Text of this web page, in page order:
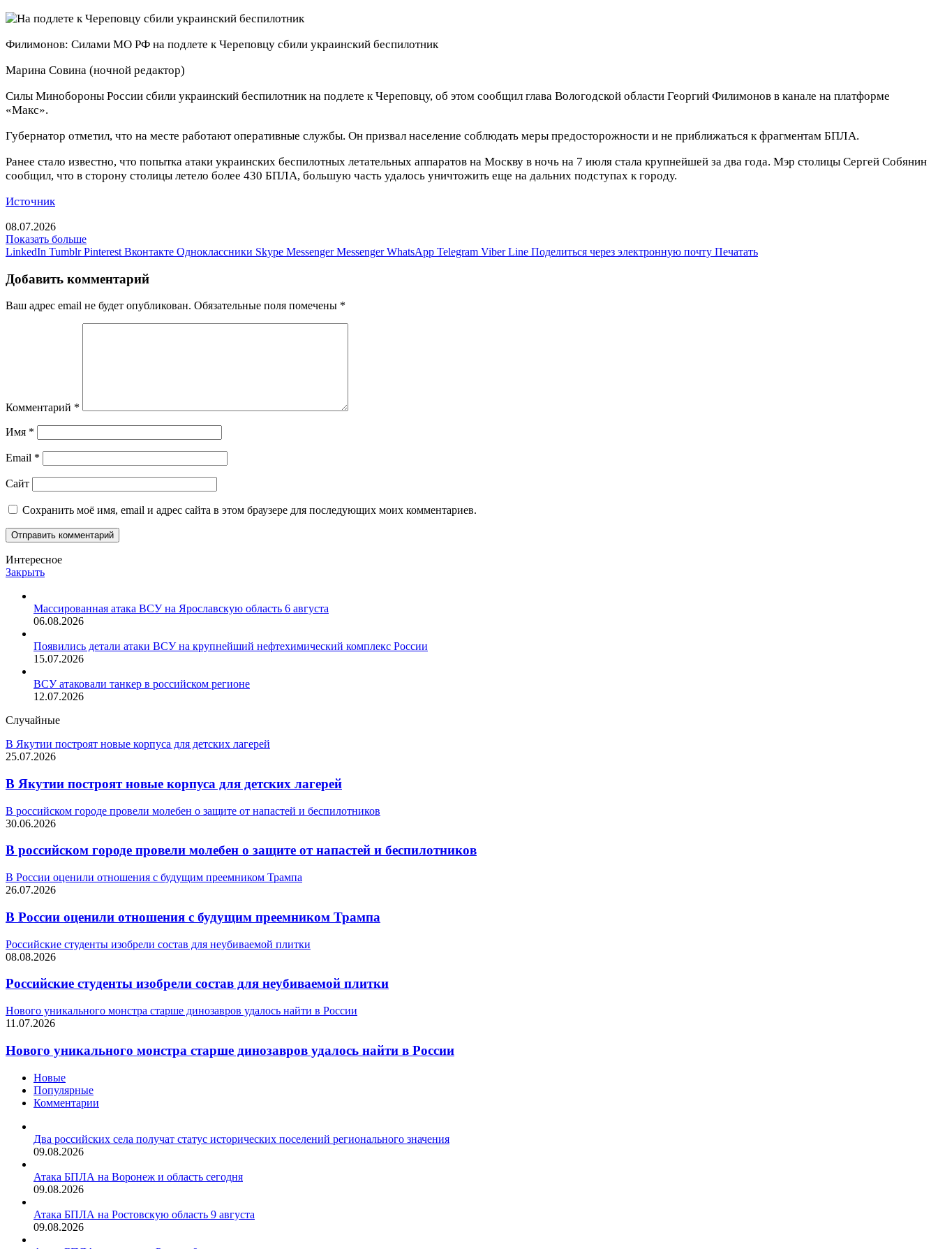
Филимонов: Силами МО РФ на подлете к Череповцу сбили украинский беспилотник
Марина Совина (ночной редактор)
Силы Минобороны России сбили украинский беспилотник на подлете к Череповцу, об этом сообщил глава Вологодской области Георгий Филимонов в канале на платформе
«Макс».
Губернатор отметил, что на месте работают оперативные службы. Он призвал население соблюдать меры предосторожности и не приближаться к фрагментам БПЛА.
Ранее стало известно, что попытка атаки украинских беспилотных летательных аппаратов на Москву в ночь на 7 июля стала крупнейшей за два года. Мэр столицы Сергей Собянин
сообщил, что в сторону столицы летело более 430 БПЛА, большую часть удалось уничтожить еще на дальних подступах к городу.
Источник
08.07.2026
Показать больше
LinkedIn Tumblr Pinterest Вконтакте Одноклассники Skype Messenger Messenger WhatsApp Telegram Viber Line Поделиться через электронную почту Печатать
Добавить комментарий
Ваш адрес email не будет опубликован. Обязательные поля помечены *
Комментарий *
Имя *
Email *
Сайт
Сохранить моё имя, email и адрес сайта в этом браузере для последующих моих комментариев.
Интересное
Закрыть
Массированная атака ВСУ на Ярославскую область 6 августа
06.08.2026
Появились детали атаки ВСУ на крупнейший нефтехимический комплекс России
15.07.2026
ВСУ атаковали танкер в российском регионе
12.07.2026
Случайные
В Якутии построят новые корпуса для детских лагерей
25.07.2026
В Якутии построят новые корпуса для детских лагерей
В российском городе провели молебен о защите от напастей и беспилотников
30.06.2026
В российском городе провели молебен о защите от напастей и беспилотников
В России оценили отношения с будущим преемником Трампа
26.07.2026
В России оценили отношения с будущим преемником Трампа
Российские студенты изобрели состав для неубиваемой плитки
08.08.2026
Российские студенты изобрели состав для неубиваемой плитки
Нового уникального монстра старше динозавров удалось найти в России
11.07.2026
Нового уникального монстра старше динозавров удалось найти в России
Новые
Популярные
Комментарии
Два российских села получат статус исторических поселений регионального значения
09.08.2026
Атака БПЛА на Воронеж и область сегодня
09.08.2026
Атака БПЛА на Ростовскую область 9 августа
09.08.2026